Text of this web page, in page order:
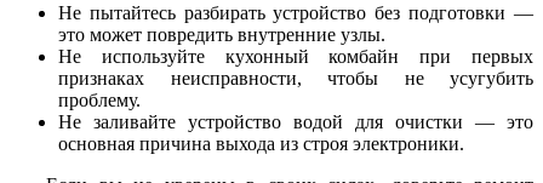
Не пытайтесь разбирать устройство без подготовки —
это может повредить внутренние узлы.
Не используйте кухонный комбайн при первых
признаках неисправности, чтобы не усугубить
проблему.
Не заливайте устройство водой для очистки — это
основная причина выхода из строя электроники.